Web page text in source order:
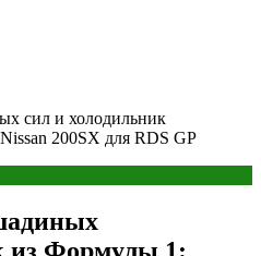
сил и холодильник
200SX для RDS GP